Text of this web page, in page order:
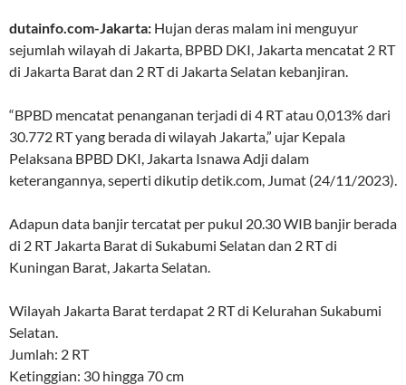
dutainfo.com-Jakarta: Hujan deras malam ini menguyur
sejumlah wilayah di Jakarta, BPBD DKI, Jakarta mencatat 2 RT
di Jakarta Barat dan 2 RT di Jakarta Selatan kebanjiran.
“BPBD mencatat penanganan terjadi di 4 RT atau 0,013% dari
30.772 RT yang berada di wilayah Jakarta,” ujar Kepala
Pelaksana BPBD DKI, Jakarta Isnawa Adji dalam
keterangannya, seperti dikutip detik.com, Jumat (24/11/2023).
Adapun data banjir tercatat per pukul 20.30 WIB banjir berada
di 2 RT Jakarta Barat di Sukabumi Selatan dan 2 RT di
Kuningan Barat, Jakarta Selatan.
Wilayah Jakarta Barat terdapat 2 RT di Kelurahan Sukabumi
Selatan.
Jumlah: 2 RT
Ketinggian: 30 hingga 70 cm